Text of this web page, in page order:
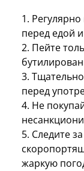
1.
перед едой
2. Пейте
3.
перед
4. Не
5. Следите
жаркую